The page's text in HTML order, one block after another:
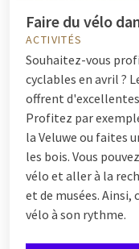
Faire du vélo
ACTIVITÉS
Souhaitez-vous
cyclables en avril ?
offrent
Profitez par
la Veluwe ou faites
les bois. Vous
vélo et aller à la
et de musées. Ainsi,
vélo à son rythme.